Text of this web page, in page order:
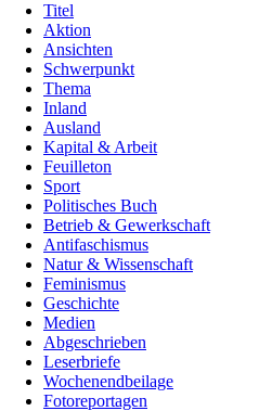
Titel
Aktion
Ansichten
Schwerpunkt
Thema
Inland
Ausland
Kapital & Arbeit
Feuilleton
Sport
Politisches Buch
Betrieb & Gewerkschaft
Antifaschismus
Natur & Wissenschaft
Feminismus
Geschichte
Medien
Abgeschrieben
Leserbriefe
Wochenendbeilage
Fotoreportagen